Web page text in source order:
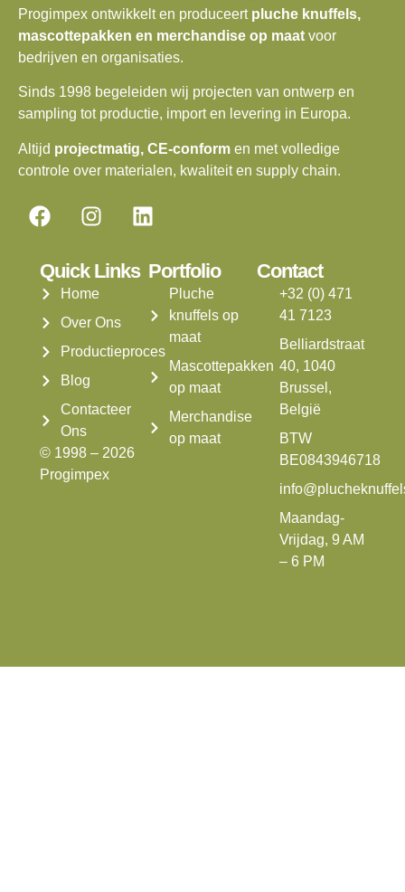
Progimpex ontwikkelt en produceert pluche knuffels,
mascottepakken en merchandise op maat voor
bedrijven en organisaties.
Sinds 1998 begeleiden wij projecten van ontwerp en
sampling tot productie, import en levering in Europa.
Altijd projectmatig, CE-conform en met volledige
controle over materialen, kwaliteit en supply chain.
Quick Links
Home
Over Ons
Productieproces
Blog
Contacteer
Ons
© 1998 – 2026
Progimpex
Portfolio
Pluche
knuffels op
maat
Mascottepakken
op maat
Merchandise
op maat
Contact
+32 (0) 471
41 7123
Belliardstraat
40, 1040
Brussel,
België
BTW
BE0843946718
Maandag-
Vrijdag, 9 AM
– 6 PM